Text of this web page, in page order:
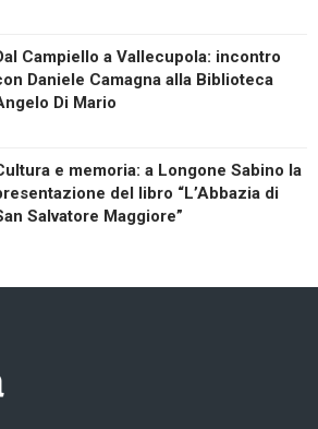
Campiello a Vallecupola: incontro
Daniele Camagna alla Biblioteca
Di Mario
e memoria: a Longone Sabino la
del libro “L’Abbazia di
Salvatore Maggiore”